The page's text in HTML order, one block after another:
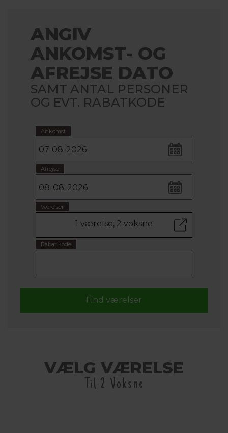
ANGIV
ANKOMST- OG
AFREJSE DATO
SAMT ANTAL PERSONER
OG EVT. RABATKODE
Ankomst
Afrejse
Værelser
1 værelse, 2 voksne
Rabat kode
VÆLG VÆRELSE
Til 2 Voksne